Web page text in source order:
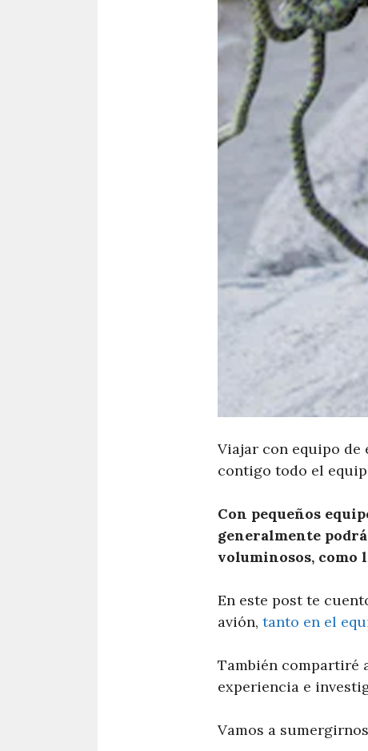
Viajar con equipo de
contigo todo el
Con pequeños
generalmente
voluminosos, como
En este post te
avión, tanto en el
También compartiré
experiencia e
Vamos a